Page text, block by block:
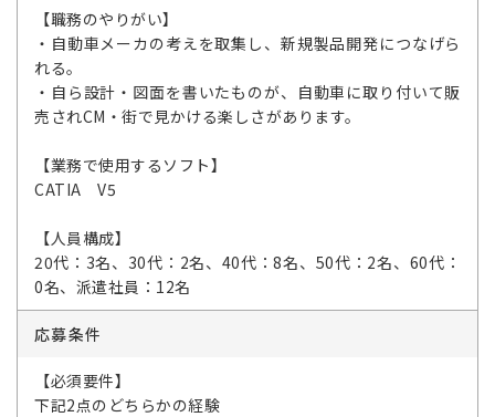
【職務のやりがい】
・自動車メーカの考えを取集し、新規製品開発につなげら
れる。
・自ら設計・図面を書いたものが、自動車に取り付いて販
売されCM・街で見かける楽しさがあります。
【業務で使用するソフト】
CATIA V5
【人員構成】
20代：3名、30代：2名、40代：8名、50代：2名、60代：
0名、派遣社員：12名
応募条件
【必須要件】
下記2点のどちらかの経験